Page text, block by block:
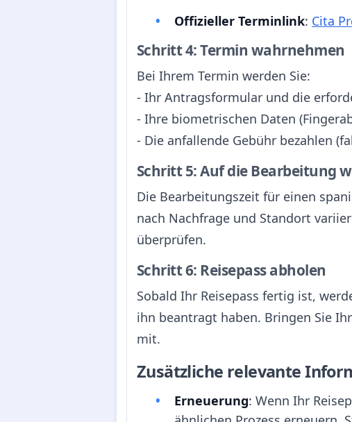
Offizieller Terminlink: Cita
Schritt 4: Termin wahrnehmen
Bei Ihrem Termin werden Sie:
- Ihr Antragsformular und die
- Ihre biometrischen Daten
- Die anfallende Gebühr bezahlen
Schritt 5: Auf die Bearbeitung
Die Bearbeitungszeit für einen
nach Nachfrage und Standort
überprüfen.
Schritt 6: Reisepass abholen
Sobald Ihr Reisepass fertig ist,
ihn beantragt haben. Bringen Sie
mit.
Zusätzliche relevante
Erneuerung: Wenn Ihr